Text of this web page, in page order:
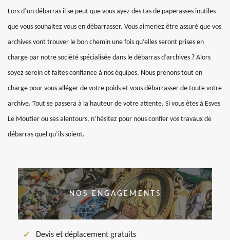
Lors d’un débarras il se peut que vous ayez des tas de paperasses inutiles
que vous souhaitez vous en débarrasser. Vous aimeriez être assuré que vos
archives vont trouver le bon chemin une fois qu’elles seront prises en
charge par notre société spécialisée dans le débarras d’archives ? Alors
soyez serein et faites confiance à nos équipes. Nous prenons tout en
charge pour vous alléger de votre poids et vous débarrasser de toute votre
archive. Tout se passera à la hauteur de votre attente. Si vous êtes à Esves
Le Moutier ou ses alentours, n’hésitez pour nous confier vos travaux de
débarras quel qu’ils soient.
NOS ENGAGEMENTS
Devis et déplacement gratuits